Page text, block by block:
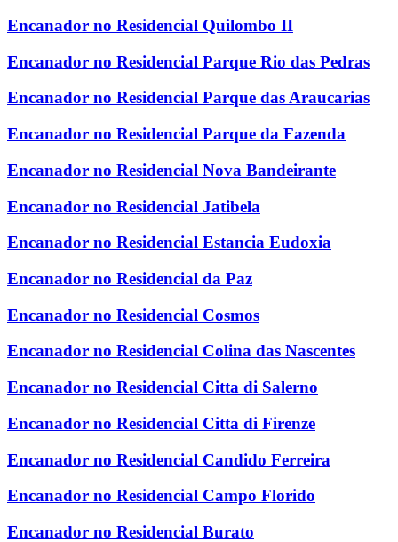
Encanador no Residencial Quilombo II
Encanador no Residencial Parque Rio das Pedras
Encanador no Residencial Parque das Araucarias
Encanador no Residencial Parque da Fazenda
Encanador no Residencial Nova Bandeirante
Encanador no Residencial Jatibela
Encanador no Residencial Estancia Eudoxia
Encanador no Residencial da Paz
Encanador no Residencial Cosmos
Encanador no Residencial Colina das Nascentes
Encanador no Residencial Citta di Salerno
Encanador no Residencial Citta di Firenze
Encanador no Residencial Candido Ferreira
Encanador no Residencial Campo Florido
Encanador no Residencial Burato